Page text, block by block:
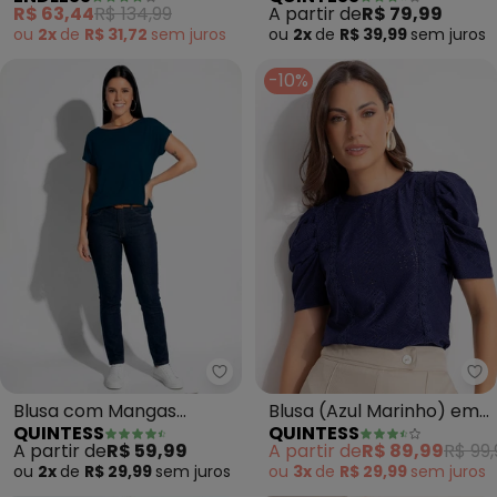
R$ 63,44R$ 134,99
ou 2x de R$ 31,72 sem juros
Malha de Viscose
Confortável
A partir deR$ 79,99
ou 2x de R$ 39,99 sem juros
Quintess - Blusa com Mangas
Blusa com Mangas
Curtas (Marinho)
QUINTESS
A partir deR$ 59,99
ou 2x de R$ 29,99 sem juros
-10%
Blusa (Azul Marinho) em
Malha Laise
QUINTESS
A partir deR$ 89,99R$
ou 3x de R$ 29,99 sem juros